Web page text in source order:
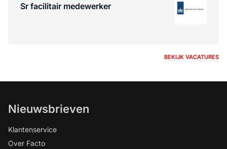
Sr facilitair medewerker
BEKIJK VACATURES
Nieuwsbrieven
Klantenservice
Over Facto